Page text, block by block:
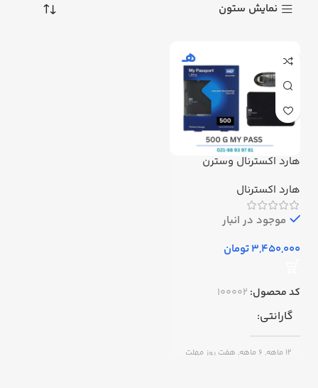
نمایش ستون
هارد اکسترنال وسترن
اMyPassport-500GBهارد اکسترنال
موجود در انبار
تومان
کد محصول: 100002
گارانتی
12 ماهه, 6 ماهه, هفت روز مهلت